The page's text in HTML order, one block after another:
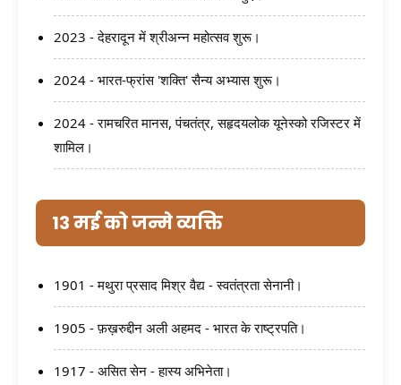
2023 - देहरादून में श्रीअन्न महोत्सव शुरू।
2024 - भारत-फ्रांस 'शक्ति' सैन्य अभ्यास शुरू।
2024 - रामचरित मानस, पंचतंत्र, सहृदयलोक यूनेस्को रजिस्टर में
शामिल।
13 मई को जन्मे व्यक्ति
1901 - मथुरा प्रसाद मिश्र वैद्य - स्वतंत्रता सेनानी।
1905 - फ़ख़रुद्दीन अली अहमद - भारत के राष्ट्रपति।
1917 - असित सेन - हास्य अभिनेता।